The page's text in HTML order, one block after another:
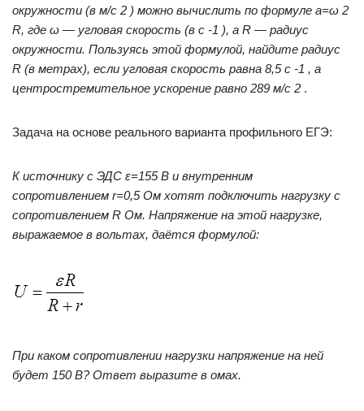
окружности (в м/с 2 ) можно вычислить по формуле a=ω 2
R, где ω — угловая скорость (в с -1 ), а R — радиус
окружности. Пользуясь этой формулой, найдите радиус
R (в метрах), если угловая скорость равна 8,5 с -1 , а
центростремительное ускорение равно 289 м/с 2 .
Задача на основе реального варианта профильного ЕГЭ:
К источнику с ЭДС ε=155 В и внутренним
сопротивлением r=0,5 Ом хотят подключить нагрузку с
сопротивлением R Ом. Напряжение на этой нагрузке,
выражаемое в вольтах, даётся формулой:
При каком сопротивлении нагрузки напряжение на ней
будет 150 В? Ответ выразите в омах.